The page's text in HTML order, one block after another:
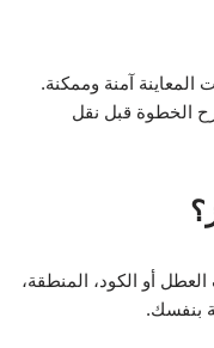
آمنة وممكنة.
الخطوة قبل نقل
أو الكود، المنطقة،
بنفسك.